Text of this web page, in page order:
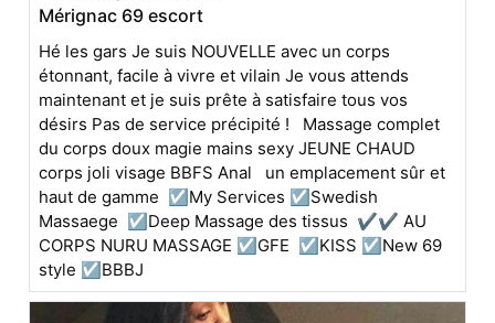
Mérignac 69 escort
Hé les gars Je suis NOUVELLE avec un corps
étonnant, facile à vivre et vilain Je vous attends
maintenant et je suis prête à satisfaire tous vos
désirs Pas de service précipité ! Massage complet
du corps doux magie mains sexy JEUNE CHAUD
corps joli visage BBFS Anal un emplacement sûr et
haut de gamme ☑️My Services ☑️Swedish
Massaege ☑️Deep Massage des tissus ✔✔ AU
CORPS NURU MASSAGE ☑️GFE ☑️KISS ☑️New 69
style ☑️BBBJ